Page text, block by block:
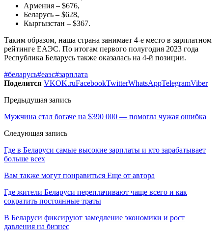
Армения – $676,
Беларусь – $628,
Кыргызстан – $367.
Таким образом, наша страна занимает 4-е место в зарплатном
рейтинге ЕАЭС. По итогам первого полугодия 2023 года
Республика Беларусь также оказалась на 4-й позиции.
#беларусь#еаэс#зарплата
Поделится VKOK.ruFacebookTwitterWhatsAppTelegramViber
Предыдущая запись
Мужчина стал богаче на $390 000 — помогла чужая ошибка
Следующая запись
Где в Беларуси самые высокие зарплаты и кто зарабатывает
больше всех
Вам также могут понравиться Еще от автора
Где жители Беларуси переплачивают чаще всего и как
сократить постоянные траты
В Беларуси фиксируют замедление экономики и рост
давления на бизнес